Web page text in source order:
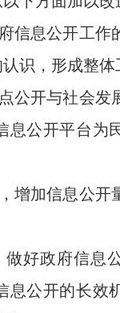
息公开工作
识，形成整体
开与社会发
息公开平台为
加信息公开
好政府信息
息公开的长效